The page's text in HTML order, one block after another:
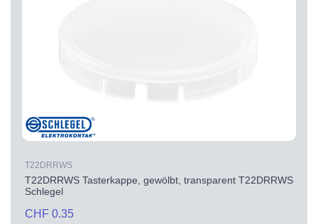
T22DRRWS
T22DRRWS Tasterkappe, gewölbt, transparent T22DRRWS
Schlegel
CHF 0.35